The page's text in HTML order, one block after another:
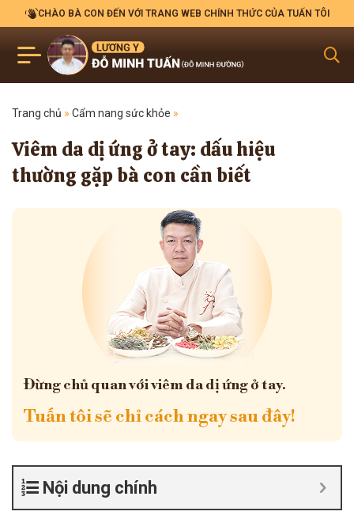
CHÀO BÀ CON ĐẾN VỚI TRANG WEB CHÍNH THỨC CỦA TUẤN TÔI
Trang chủ » Cẩm nang sức khỏe »
Viêm da dị ứng ở tay: dấu hiệu
thường gặp bà con cần biết
Đừng chủ quan với viêm da dị ứng ở tay.
Tuấn tôi sẽ chỉ cách ngay sau đây!
Nội dung chính